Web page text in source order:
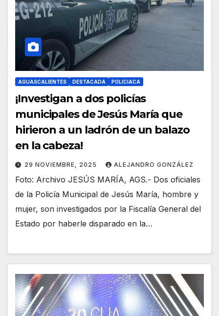
AGUASCALIENTES DESTACADA POLICIACA
¡Investigan a dos policías
municipales de Jesús María que
hirieron a un ladrón de un balazo
en la cabeza!
29 NOVIEMBRE, 2025 ALEJANDRO GONZÁLEZ
Foto: Archivo JESÚS MARÍA, AGS.- Dos oficiales
de la Policía Municipal de Jesús María, hombre y
mujer, son investigados por la Fiscalía General del
Estado por haberle disparado en la…